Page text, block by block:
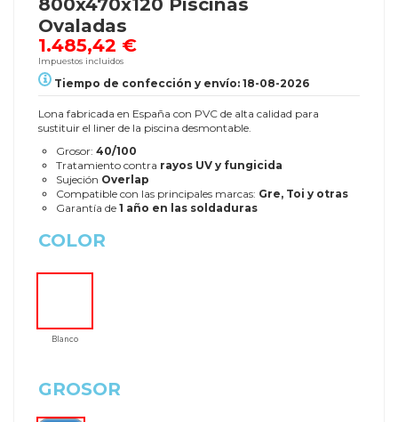
Ovaladas
1.485,42 €
Impuestos incluidos
Tiempo de confección y envío: 18-08-2026
Lona fabricada en España con PVC de alta calidad para
sustituir el liner de la piscina desmontable.
Grosor: 40/100
Tratamiento contra rayos UV y fungicida
Sujeción Overlap
Compatible con las principales marcas: Gre, Toi y otras
Garantía de 1 año en las soldaduras
COLOR
Blanco
GROSOR